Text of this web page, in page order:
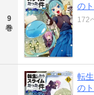
9
巻
の
172
転
の